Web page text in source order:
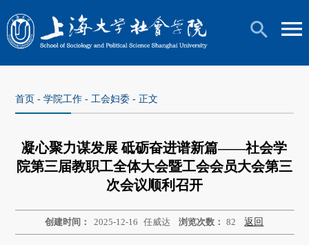
首页 -学院工作 -工会妇委 - 正文
凝心聚力谋发展 砥砺奋进谱新篇——社会学
院第三届教职工全体大会暨工会会员大会第三
次会议顺利召开
创建时间：2025-12-16 任威达 浏览次数： 82 返回